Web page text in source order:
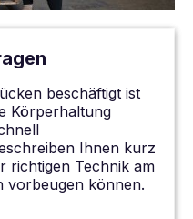
beschäftigt ist
Körperhaltung
Ihnen kurz
richtigen Technik am
vorbeugen können.